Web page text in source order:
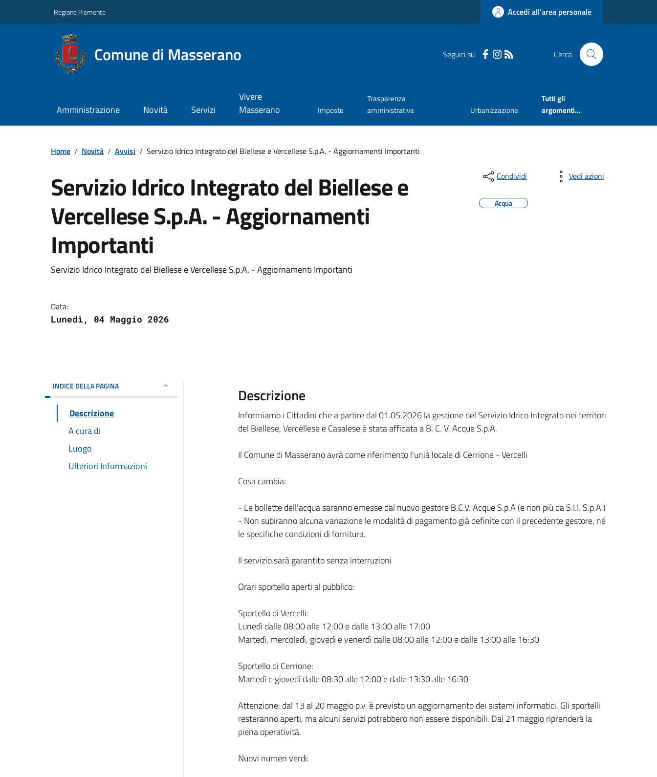
Regione Piemonte Accedi all'area personale
Comune di Masserano Seguici su Cerca
Amministrazione Novità Servizi
Vivere
Masserano
Imposte
Trasparenza
amministrativa
Urbanizzazione
Tutti gli
argomenti...
Home / Novità / Avvisi / Servizio Idrico Integrato del Biellese e Vercellese S.p.A. - Aggiornamenti Importanti
Servizio Idrico Integrato del Biellese e
Vercellese S.p.A. - Aggiornamenti
Importanti
Servizio Idrico Integrato del Biellese e Vercellese S.p.A. - Aggiornamenti Importanti
Data:
Lunedì, 04 Maggio 2026
Condividi Vedi azioni
Acqua
INDICE DELLA PAGINA
Descrizione
A cura di
Luogo
Ulteriori Informazioni
Descrizione
Informiamo i Cittadini che a partire dal 01.05.2026 la gestione del Servizio Idrico Integrato nei territori
del Biellese, Vercellese e Casalese è stata affidata a B. C. V. Acque S.p.A.
Il Comune di Masserano avrà come riferimento l'unià locale di Cerrione - Vercelli
Cosa cambia:
- Le bollette dell'acqua saranno emesse dal nuovo gestore B.C.V. Acque S.p.A (e non più da S.I.I. S.p.A.)
- Non subiranno alcuna variazione le modalità di pagamento già definite con il precedente gestore, né
le specifiche condizioni di fornitura.
Il servizio sarà garantito senza interruzioni
Orari sportello aperti al pubblico:
Sportello di Vercelli:
Lunedì dalle 08:00 alle 12:00 e dalle 13:00 alle 17:00
Martedì, mercoledì, giovedì e venerdì dalle 08:00 alle 12:00 e dalle 13:00 alle 16:30
Sportello di Cerrione:
Martedì e giovedì dalle 08:30 alle 12:00 e dalle 13:30 alle 16:30
Attenzione: dal 13 al 20 maggio p.v. è previsto un aggiornamento dei sistemi informatici. Gli sportelli
resteranno aperti, ma alcuni servizi potrebbero non essere disponibili. Dal 21 maggio riprenderà la
piena operatività.
Nuovi numeri verdi: